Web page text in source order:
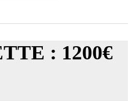
: 1200€